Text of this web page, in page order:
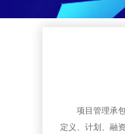
项目管理承包
定义、计划、融